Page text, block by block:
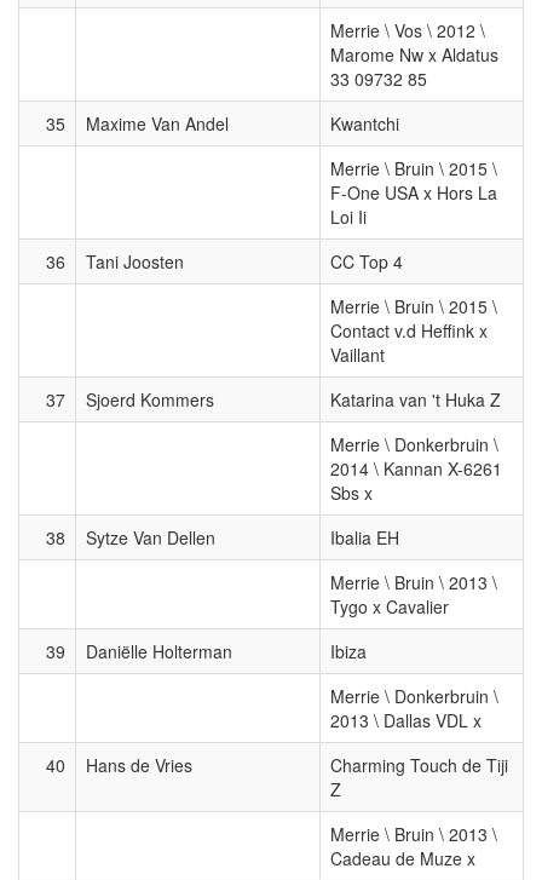
Merrie \ Vos \ 2012 \
Marome Nw x Aldatus
33 09732 85
35
Maxime Van Andel
Kwantchi
Merrie \ Bruin \ 2015 \
F-One USA x Hors La
Loi Ii
36
Tani Joosten
CC Top 4
Merrie \ Bruin \ 2015 \
Contact v.d Heffink x
Vaillant
37
Sjoerd Kommers
Katarina van 't Huka Z
Merrie \ Donkerbruin \
2014 \ Kannan X-6261
Sbs x
38
Sytze Van Dellen
Ibalia EH
Merrie \ Bruin \ 2013 \
Tygo x Cavalier
39
Daniëlle Holterman
Ibiza
Merrie \ Donkerbruin \
2013 \ Dallas VDL x
40
Hans de Vries
Charming Touch de Tiji
Z
Merrie \ Bruin \ 2013 \
Cadeau de Muze x